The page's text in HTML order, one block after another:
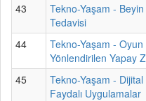
43
Tekno-Yaşam -
Tedavisi
44
Tekno-Yaşam -
Yönlendirilen Yapay
45
Tekno-Yaşam -
Faydalı Uygulamalar